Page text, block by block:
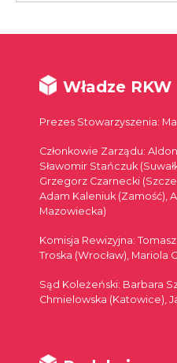
Władze RKW
Prezes Stowarzyszenia:
Członkowie Zarządu:
Sławomir Stańczuk
Grzegorz Czarnecki
Adam Kaleniuk (Zamość),
Mazowiecka)
Komisja Rewizyjna:
Troska (Wrocław), Mariola
Sąd Koleżeński: Barbara
Chmielowska (Katowice),